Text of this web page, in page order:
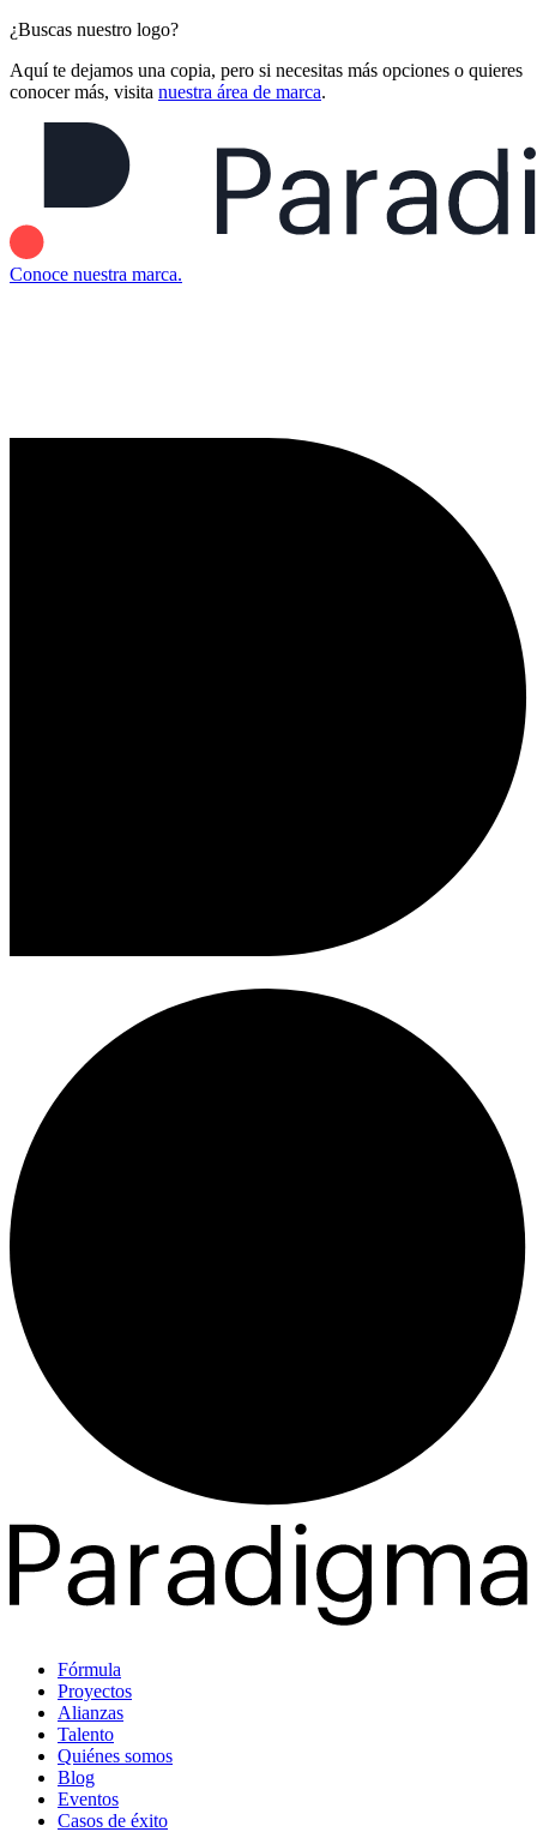
¿Buscas nuestro logo?
Aquí te dejamos una copia, pero si necesitas más opciones o quieres
conocer más, visita nuestra área de marca.
Conoce nuestra marca.
Fórmula
Proyectos
Alianzas
Talento
Quiénes somos
Blog
Eventos
Casos de éxito